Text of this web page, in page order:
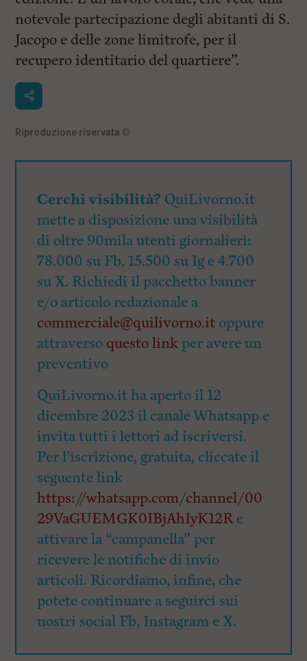
notevole partecipazione degli abitanti di S.
Jacopo e delle zone limitrofe, per il
recupero identitario del quartiere”.
Riproduzione riservata ©
Cerchi visibilità? QuiLivorno.it
mette a disposizione una visibilità
di oltre 90mila utenti giornalieri:
78.000 su Fb, 15.500 su Ig e 4.700
su X. Richiedi il pacchetto banner
e/o articolo redazionale a
commerciale@quilivorno.it oppure
attraverso questo linkper avere un
preventivo
QuiLivorno.it ha aperto il 12
dicembre 2023 il canale Whatsapp e
invita tutti i lettori ad iscriversi.
Per l’iscrizione, gratuita, cliccate il
seguente link
https://whatsapp.com/channel/00
29VaGUEMGK0IBjAhIyK12Re
attivare la “campanella” per
ricevere le notifiche di invio
articoli. Ricordiamo, infine, che
potete continuare a seguirci sui
nostri social Fb, Instagram e X.